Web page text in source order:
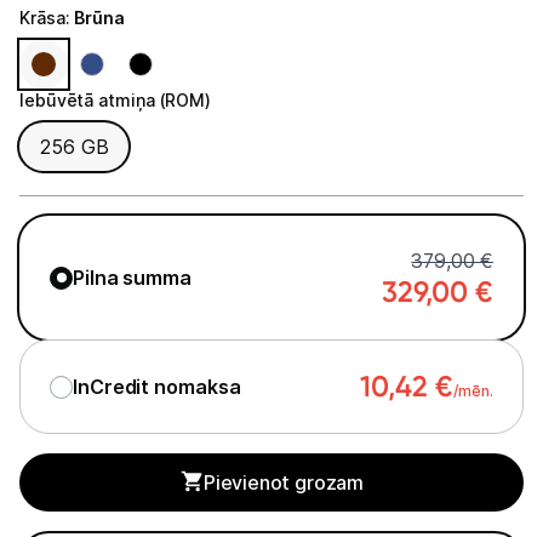
Brīvroku austiņas
Planšetdatori un aksesuāri
Piederumi
Skaistumkopšana
Sports un atpūta
Krāsa: Brūna
Iebūvētā atmiņa (ROM)
Iebūvētā atmiņa (ROM)
256 GB
Pilna summa
379,00 €
329,00 €
InCredit nomaksa 10,42 €/mēn.
Pievienot grozam